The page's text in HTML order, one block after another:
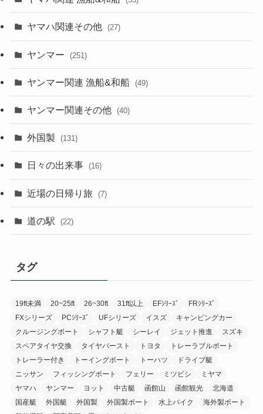
ヤマハ関連その他 (27)
ヤンマー (251)
ヤンマー関連 漁船&和船 (49)
ヤンマー関連その他 (40)
外国製 (131)
日々の出来事 (16)
近場の日帰り旅 (7)
道の駅 (22)
タグ
19ft未満 20~25ft 26~30ft 31ft以上 EFｼﾘｰｽﾞ
FRｼﾘｰｽﾞ
FXシリーズ
PCｼﾘｰｽﾞ UFシリーズ イスズ
キャンピングカー
クルージングボート
シャフト艇 シーレイ ジェット推進
スズキ
スペアタイヤ交換
タイヤバースト トヨタ
トレーラブルボート
トレーラー付き
トーイングボート トーハツ
ドライブ艇
ニッサン
フィッシングボート フェリー ミツビシ
ミヤマ
ヤマハ
ヤンマー ヨット 中古艇 函館山 函館観光
北海道
国産艇
外国艇 外国製 外国製ボート 水上バイク
海外製ボート